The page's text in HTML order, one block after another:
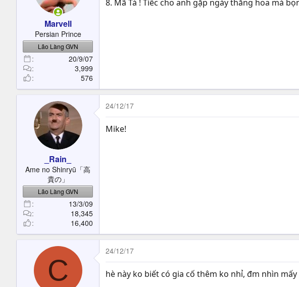
Marvell
Persian Prince
Lão Làng GVN
20/9/07
3,999
576
8. Mã Tà ! Tiếc cho anh gặp ngày thăng hoa mà
_Rain_
Ame no Shinryū「高
貴の」
Lão Làng GVN
13/3/09
18,345
16,400
24/12/17
Mike!
C
24/12/17
hè này ko biết có gia cố thêm ko nhỉ, đm nhìn